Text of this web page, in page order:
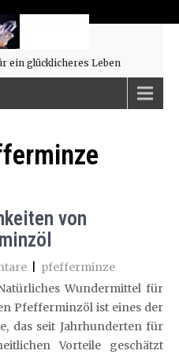
ein glücklicheres Leben
von
pfefferminze
Wundermittel für
Pfefferminzöl ist eines der
das seit Jahrhunderten für
Vorteile geschätzt